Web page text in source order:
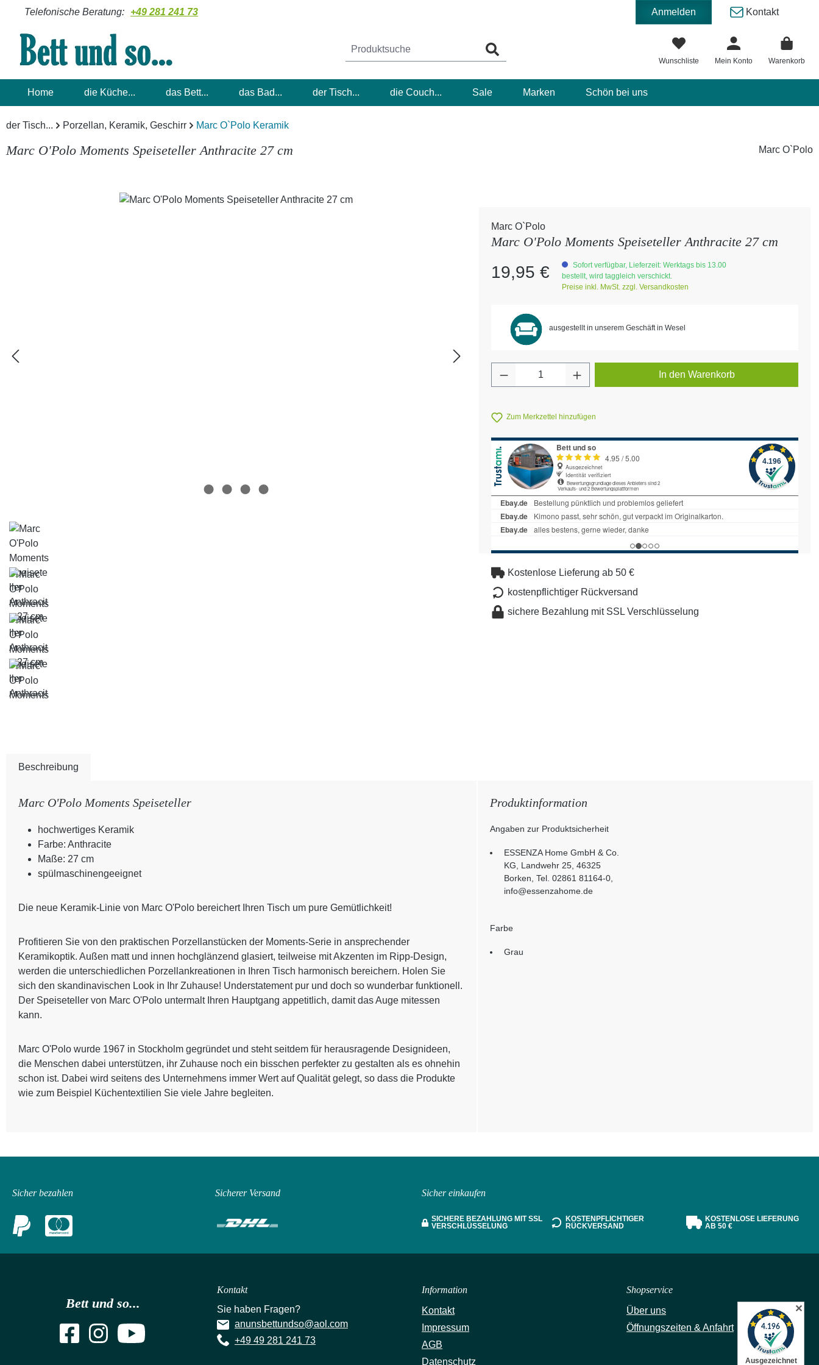
Hauptinhalt springen
Zur Suche springen
Zur Hauptnavigation springen
Telefonische Beratung: +49 281 241 73 Anmelden Kontakt
Wunschliste Mein Konto Warenkorb
Home die Küche... das Bett... das Bad... der Tisch... die Couch... Sale Marken Schön bei uns
der Tisch... Porzellan, Keramik, Geschirr Marc O`Polo Keramik
Marc O'Polo Moments Speiseteller Anthracite 27 cm Marc O`Polo
Bildergalerie überspringen
Marc O`Polo
Marc O'Polo Moments Speiseteller Anthracite 27 cm
Regulärer Preis:
19,95 €
Sofort verfügbar, Lieferzeit: Werktags bis 13.00
bestellt, wird taggleich verschickt.
Preise inkl. MwSt. zzgl. Versandkosten
ausgestellt in unserem Geschäft in Wesel
Produkt Anzahl: Gib den gewünschten Wert ein
In den Warenkorb
Zum Merkzettel hinzufügen
Kostenlose Lieferung ab 50 €
kostenpflichtiger Rückversand
sichere Bezahlung mit SSL Verschlüsselung
Beschreibung
Marc O'Polo Moments Speiseteller
hochwertiges Keramik
Farbe: Anthracite
Maße: 27 cm
spülmaschinengeeignet
Die neue Keramik-Linie von Marc O'Polo bereichert Ihren Tisch um pure Gemütlichkeit!
Profitieren Sie von den praktischen Porzellanstücken der Moments-Serie in ansprechender
Keramikoptik. Außen matt und innen hochglänzend glasiert, teilweise mit Akzenten im Ripp-Design,
werden die unterschiedlichen Porzellankreationen in Ihren Tisch harmonisch bereichern. Holen Sie
sich den skandinavischen Look in Ihr Zuhause! Understatement pur und doch so wunderbar funktionell.
Der Speiseteller von Marc O'Polo untermalt Ihren Hauptgang appetitlich, damit das Auge mitessen
kann.
Marc O'Polo wurde 1967 in Stockholm gegründet und steht seitdem für herausragende Designideen,
die Menschen dabei unterstützen, ihr Zuhause noch ein bisschen perfekter zu gestalten als es ohnehin
schon ist. Dabei wird seitens des Unternehmens immer Wert auf Qualität gelegt, so dass die Produkte
wie zum Beispiel Küchentextilien Sie viele Jahre begleiten.
Produktinformation
Angaben zur Produktsicherheit
ESSENZA Home GmbH & Co.
KG, Landwehr 25, 46325
Borken, Tel. 02861 81164-0,
info@essenzahome.de
Farbe
Grau
Sicher bezahlen Sicherer Versand Sicher einkaufen
SICHERE BEZAHLUNG MIT SSL
VERSCHLÜSSELUNG
KOSTENPFLICHTIGER
RÜCKVERSAND
KOSTENLOSE LIEFERUNG
AB 50 €
Bett und so...
Kontakt
Sie haben Fragen?
anunsbettundso@aol.com
+49 49 281 241 73
Information
Kontakt
Impressum
AGB
Datenschutz
Shopservice
Über uns
Öffnungszeiten & Anfahrt
✕